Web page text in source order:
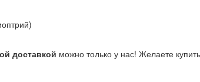
доставкой можно только у нас! Желаете